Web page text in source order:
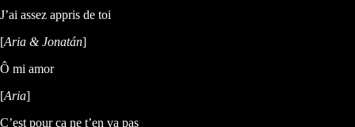
J’ai assez appris de toi
[Aria & Jonatán]
Ô mi amor
[Aria]
C’est pour ça ne t’en va pas